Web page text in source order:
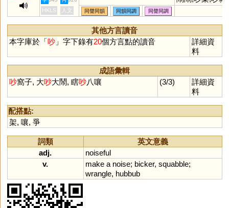
HKLS 人文 同聲同韻 同韻同調 同聲同調
其他方言讀音
本字庫於「吵」字下錄有20個方言點的讀音
詳細資
料
成語彙輯
吵窩子, 大吵大鬧, 瞎吵八嚷 (3/3)
詳細資
料
配搭點:
架, 嚷, 爭
詞類
英文意義
adj.
noiseful
v.
make a noise; bicker, squabble;
wrangle, hubbub